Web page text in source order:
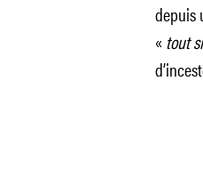
depuis
«tout